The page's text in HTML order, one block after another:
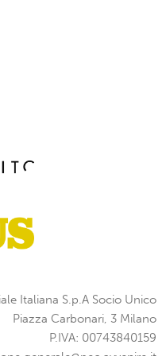
Italiana S.p.A Socio Unico
Piazza Carbonari, 3 Milano
P.IVA: 00743840159